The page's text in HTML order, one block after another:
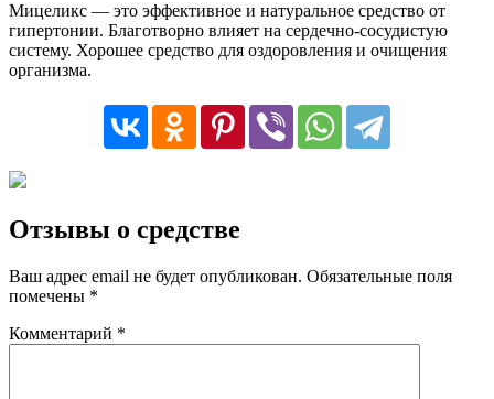
Мицеликс — это эффективное и натуральное средство от
гипертонии. Благотворно влияет на сердечно-сосудистую
систему. Хорошее средство для оздоровления и очищения
организма.
Отзывы о средстве
Ваш адрес email не будет опубликован. Обязательные поля
помечены *
Комментарий *